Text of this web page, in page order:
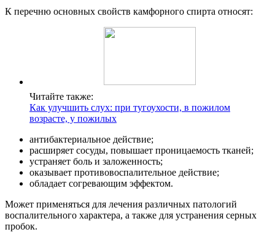
К перечню основных свойств камфорного спирта относят:
Читайте также:
Как улучшить слух: при тугоухости, в пожилом
возрасте, у пожилых
антибактериальное действие;
расширяет сосуды, повышает проницаемость тканей;
устраняет боль и заложенность;
оказывает противовоспалительное действие;
обладает согревающим эффектом.
Может применяться для лечения различных патологий
воспалительного характера, а также для устранения серных
пробок.